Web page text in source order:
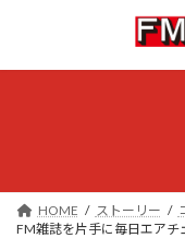
ン
ー
HOME ストーリー
FM雑誌を片手に毎日エア